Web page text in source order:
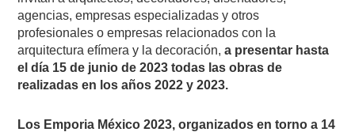
agencias, empresas especializadas y otros
profesionales o empresas relacionados con la
arquitectura efímera y la decoración,a presentar hasta
el día 15 de junio de 2023 todas las obras de
realizadas en los años 2022 y 2023.
Los Emporia México 2023, organizados en torno a 14